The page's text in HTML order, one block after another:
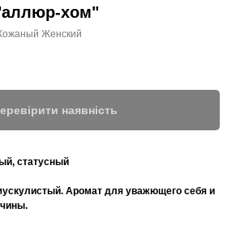
хом"
Женский
наявність
статусный
Аромат для уважющего себя и